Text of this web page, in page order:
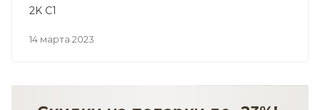
14 марта 2023
2K C1